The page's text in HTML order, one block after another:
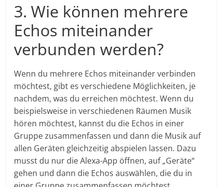
3. Wie können mehrere
Echos miteinander
verbunden werden?
Wenn du mehrere Echos miteinander verbinden
möchtest, gibt es verschiedene Möglichkeiten, je
nachdem, was du erreichen möchtest. Wenn du
beispielsweise in verschiedenen Räumen Musik
hören möchtest, kannst du die Echos in einer
Gruppe zusammenfassen und dann die Musik auf
allen Geräten gleichzeitig abspielen lassen. Dazu
musst du nur die Alexa-App öffnen, auf „Geräte“
gehen und dann die Echos auswählen, die du in